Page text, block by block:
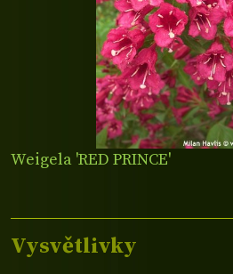
Weigela 'RED PRINCE'
Vysvětlivky